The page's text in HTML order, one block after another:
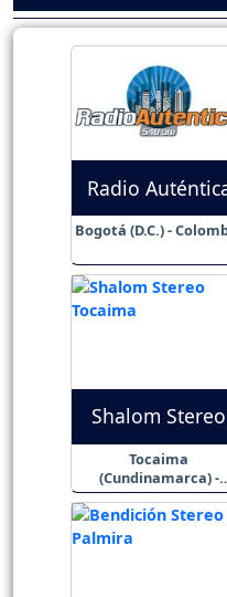
Radio
Bogotá (D.C.) -
Shalom Stereo
Tocaima
(Cundinamarca) -
Colombia